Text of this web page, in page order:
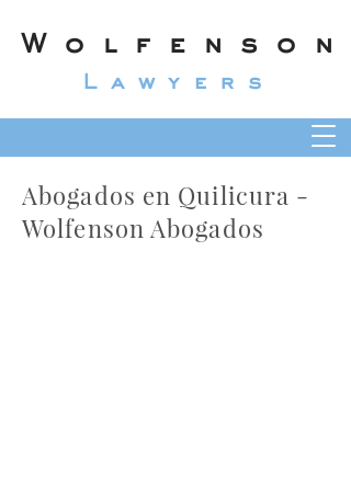
Wolfenson
Lawyers
Abogados en Quilicura -
Wolfenson Abogados